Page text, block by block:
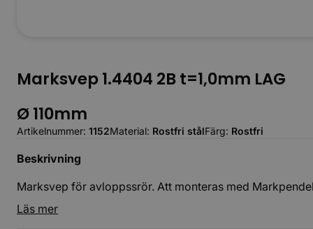
Marksvep 1.4404 2B t=1,0mm LAG
Ø 110mm
Artikelnummer: 1152Material: Rostfri stålFärg: Rostfri
Beskrivning
Marksvep för avloppssrör. Att monteras med
Läs mer